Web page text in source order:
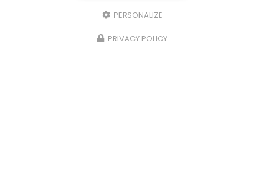
PERSONALIZE
PRIVACY POLICY